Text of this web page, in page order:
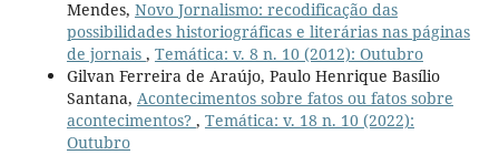
Mendes, Novo Jornalismo: recodificação das
possibilidades historiográficas e literárias nas páginas
de jornais , Temática: v. 8 n. 10 (2012): Outubro
Gilvan Ferreira de Araújo, Paulo Henrique Basílio
Santana, Acontecimentos sobre fatos ou fatos sobre
acontecimentos? , Temática: v. 18 n. 10 (2022):
Outubro